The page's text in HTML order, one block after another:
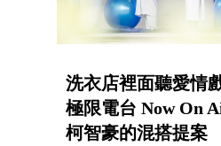
洗衣店裡面聽愛情
極限電台 Now On
柯智豪的混搭提案